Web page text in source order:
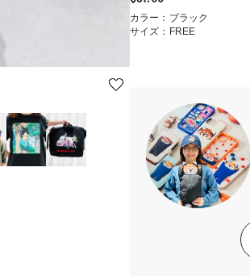
カラー：ブラック
サイズ：FREE